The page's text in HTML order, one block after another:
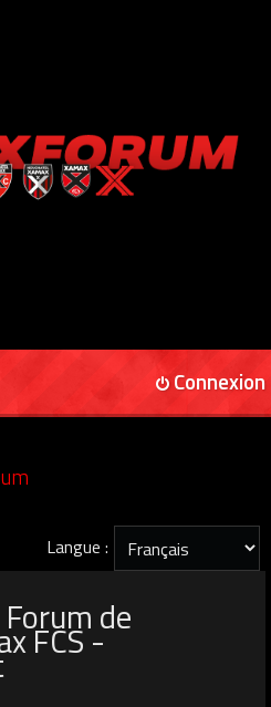
Connexion
Langue :
de
FCS -